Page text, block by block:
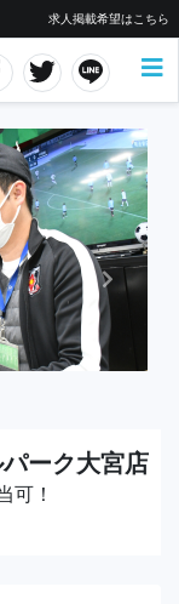
求人掲載希望はこちら
ーク大宮店
可！